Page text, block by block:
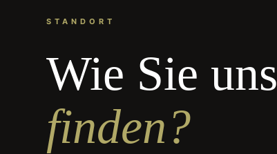
STANDORT
Wie Sie uns
finden?